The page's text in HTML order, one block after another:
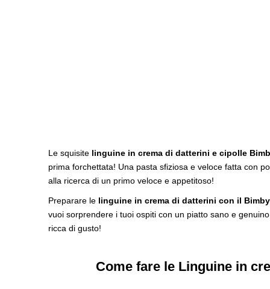
Le squisite linguine in crema di datterini e cipolle
prima forchettata! Una pasta sfiziosa e veloce fatta con
alla ricerca di un primo veloce e appetitoso!
Preparare le linguine in crema di datterini con il Bimby
vuoi sorprendere i tuoi ospiti con un piatto sano e
ricca di gusto!
Come fare le Linguine in